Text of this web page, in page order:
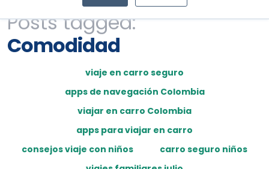
Posts tagged:
Comodidad
viaje en carro seguro
apps de navegación Colombia
viajar en carro Colombia
apps para viajar en carro
consejos viaje con niños
carro seguro niños